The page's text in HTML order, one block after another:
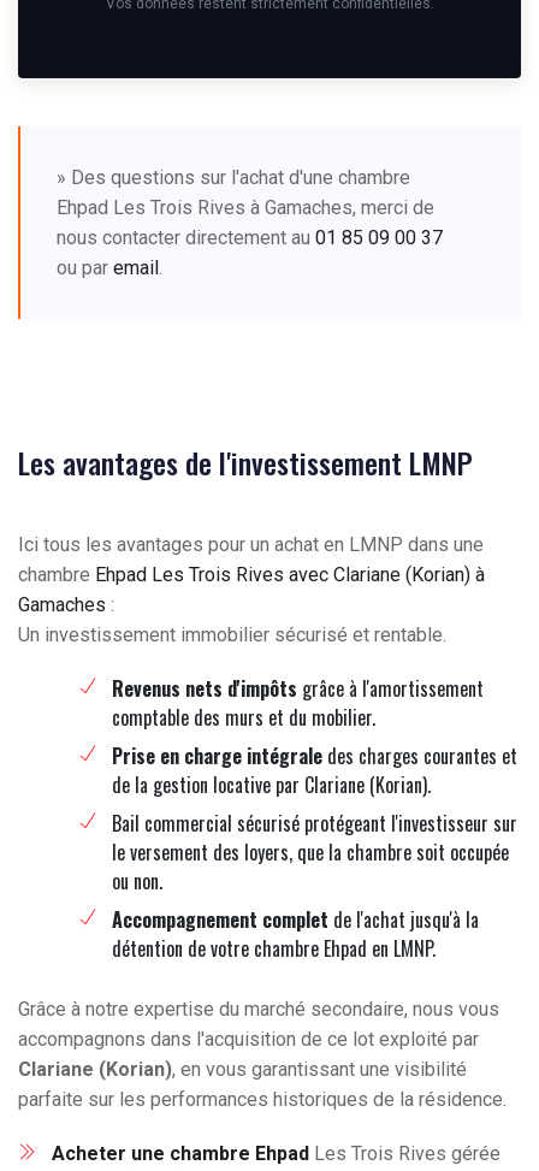
Vos données restent strictement confidentielles.
» Des questions sur l'achat d'une chambre
Ehpad Les Trois Rives à Gamaches, merci de
nous contacter directement au 01 85 09 00 37
ou par email.
Les avantages de l'investissement LMNP
Ici tous les avantages pour un achat en LMNP dans une
chambre Ehpad Les Trois Rives avec Clariane (Korian) à
Gamaches :
Un investissement immobilier sécurisé et rentable.
Revenus nets d'impôts grâce à l'amortissement
comptable des murs et du mobilier.
Prise en charge intégrale des charges courantes et
de la gestion locative par Clariane (Korian).
Bail commercial sécurisé protégeant l'investisseur sur
le versement des loyers, que la chambre soit occupée
ou non.
Accompagnement complet de l'achat jusqu'à la
détention de votre chambre Ehpad en LMNP.
Grâce à notre expertise du marché secondaire, nous vous
accompagnons dans l'acquisition de ce lot exploité par
Clariane (Korian), en vous garantissant une visibilité
parfaite sur les performances historiques de la résidence.
Acheter une chambre Ehpad Les Trois Rives gérée